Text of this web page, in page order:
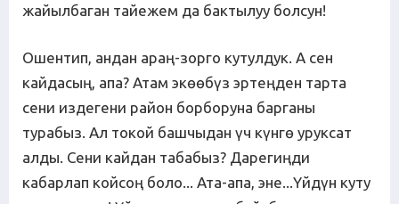
жайылбаган тайежем да бактылуу болсун!
Ошентип, андан араң-зорго кутулдук. А сен
кайдасың, апа? Атам экөөбүз эртеңден тарта
сени издегени район борборуна барганы
турабыз. Ал токой башчыдан үч күнгө уруксат
алды. Сени кайдан табабыз? Дарегиңди
кабарлап койсоң боло... Ата-апа, эне...Үйдүн куту